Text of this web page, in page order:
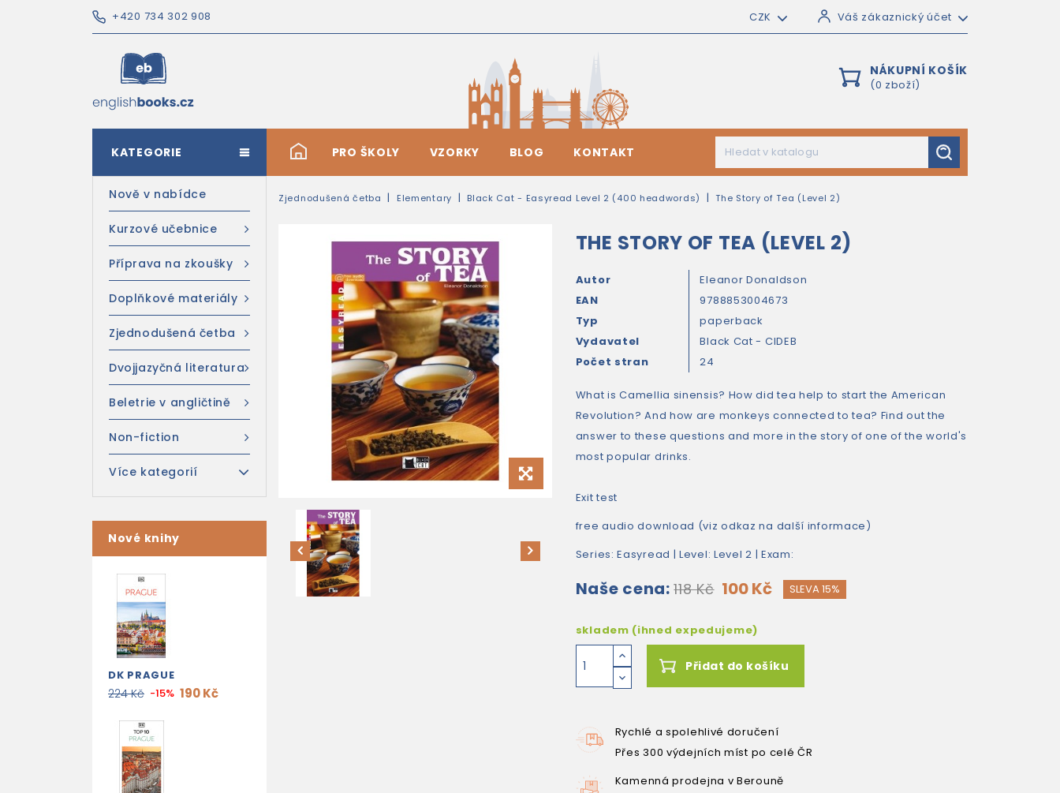
+420 734 302 908 CZK Váš zákaznický účet
NÁKUPNÍ KOŠÍK
(0 zboží)
# PRO ŠKOLY VZORKY BLOG KONTAKT
KATEGORIE
Nově v nabídce
Kurzové učebnice
Příprava na zkoušky
Doplňkové materiály
Zjednodušená četba
Dvojjazyčná literatura
Beletrie v angličtině
Non-fiction
Více kategorií
Nové knihy
DK PRAGUE
224 Kč -15% 190 Kč
Zjednodušená četba Elementary Black Cat - Easyread Level 2 (400 headwords) The Story of Tea (Level 2)
THE STORY OF TEA (LEVEL 2)
Autor
Eleanor Donaldson
EAN
9788853004673
Typ
paperback
Vydavatel
Black Cat - CIDEB
Počet stran
24
What is Camellia sinensis? How did tea help to start the American
Revolution? And how are monkeys connected to tea? Find out the
answer to these questions and more in the story of one of the world's
most popular drinks.
Exit test
free audio download (viz odkaz na další informace)
Series:Easyread | Level: Level 2 | Exam:
Naše cena: 118 Kč 100 Kč SLEVA 15%
skladem (ihned expedujeme)
Přidat do košíku
Rychlé a spolehlivé doručení
Přes 300 výdejních míst po celé ČR
Kamenná prodejna v Berouně